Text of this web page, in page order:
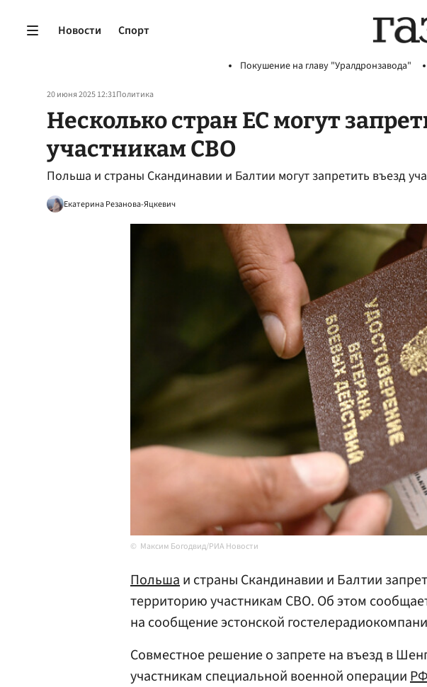
Новости Спорт
Покушение на главу "Уралдронзавода"
20 июня 2025 12:31Политика
Несколько стран ЕС могут
участникам СВО
Польша и страны Скандинавии и Балтии могут запретить въезд
Екатерина Резанова-Яцкевич
Максим Богодвид/РИА Новости
Польшаи страны Скандинавии и Балтии
территорию участникам СВО. Об этом
на сообщение эстонской
Совместное решение о запрете на въезд в
участникам специальной военной операции